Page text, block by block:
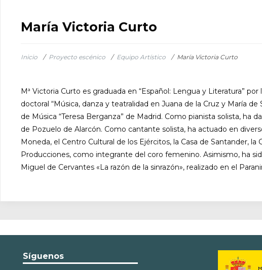
María Victoria Curto
Inicio / Proyecto escénico / Equipo Artístico / María Victoria Curto
Mª Victoria Curto es graduada en “Español: Lengua y Literatura”
doctoral “Música, danza y teatralidad en Juana de la Cruz y María
de Música “Teresa Berganza” de Madrid. Como pianista solista,
de Pozuelo de Alarcón. Como cantante solista, ha actuado en
Moneda, el Centro Cultural de los Ejércitos, la Casa de Santander,
Producciones, como integrante del coro femenino. Asimismo, ha
Miguel de Cervantes «La razón de la sinrazón», realizado en el
Síguenos